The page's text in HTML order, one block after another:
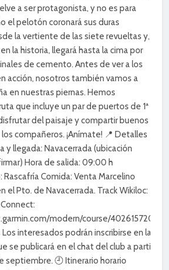
a ser protagonista, y no es para
el pelotón coronará sus duras
la vertiente de las siete revueltas y,
la historia, llegará hasta la cima por
de cemento. Antes de ver a los
acción, nosotros también vamos a
en nuestras piernas. Hemos
que incluye un par de puertos de 1ª
del paisaje y compartir buenos
compañeros. ¡Anímate! 📍 Detalles
y llegada: Navacerrada (ubicación
Hora de salida: 09:00 h
Comida: Venta Marcelino
el Pto. de Navacerrada. Track Wikiloc:
modern/course/402615720
Los interesados podrán inscribirse en la
se publicará en el chat del club a partir
septiembre. 🕘 Itinerario horario